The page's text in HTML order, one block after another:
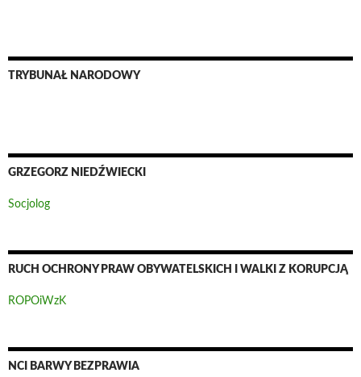
TRYBUNAŁ NARODOWY
GRZEGORZ NIEDŹWIECKI
Socjolog
RUCH OCHRONY PRAW OBYWATELSKICH I WALKI Z KORUPCJĄ
ROPOiWzK
NCI BARWY BEZPRAWIA